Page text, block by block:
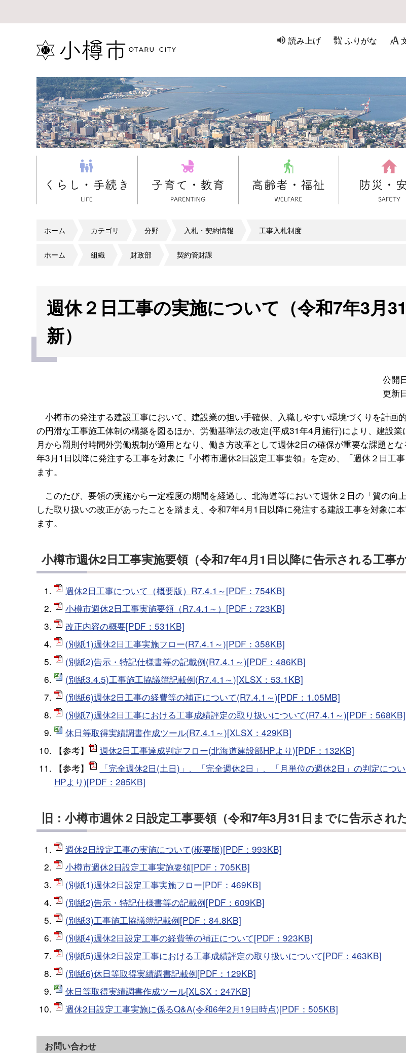
読み上げ ふりがな
ホーム カテゴリ 分野 入札・契約情報 工事入札制度
ホーム 組織 財政部 契約管財課
週休２日工事の実施について（令和7年3月
新）
公開
更新
小樽市の発注する建設工事において、建設業の担い手確保、入職しやすい環境づくりを計画
の円滑な工事施工体制の構築を図るほか、労働基準法の改定(平成31年4月施行)により、建設
月から罰則付時間外労働規制が適用となり、働き方改革として週休2日の確保が重要な課題と
年3月1日以降に発注する工事を対象に『小樽市週休2日設定工事要領』を定め、「週休２日工
ます。
このたび、要領の実施から一定程度の期間を経過し、北海道等において週休２日の「質の向
した取り扱いの改正があったことを踏まえ、令和7年4月1日以降に発注する建設工事を対象に
ます。
小樽市週休2日工事実施要領（令和7年4月1日以降に告示される工事
週休2日工事について（概要版）R7.4.1～[PDF：754KB]
小樽市週休2日工事実施要領（R7.4.1～）[PDF：723KB]
改正内容の概要[PDF：531KB]
(別紙1)週休2日工事実施フロー(R7.4.1～)[PDF：358KB]
(別紙2)告示・特記仕様書等の記載例(R7.4.1～)[PDF：486KB]
(別紙3.4.5)工事施工協議簿記載例(R7.4.1～)[XLSX：53.1KB]
(別紙6)週休2日工事の経費等の補正について(R7.4.1～)[PDF：1.05MB]
(別紙7)週休2日工事における工事成績評定の取り扱いについて(R7.4.1～)[PDF：568KB]
休日等取得実績調書作成ツール(R7.4.1～)[XLSX：429KB]
【参考】
週休2日工事達成判定フロー(北海道建設部HPより)[PDF：132KB]
【参考】
「完全週休2日(土日)」、「完全週休2日」、「月単位の週休2日」の判定につ
HPより)[PDF：285KB]
旧：小樽市週休２日設定工事要領（令和7年3月31日までに告示され
週休2日設定工事の実施について(概要版)[PDF：993KB]
小樽市週休2日設定工事実施要領[PDF：705KB]
(別紙1)週休2日設定工事実施フロー[PDF：469KB]
(別紙2)告示・特記仕様書等の記載例[PDF：609KB]
(別紙3)工事施工協議簿記載例[PDF：84.8KB]
(別紙4)週休2日設定工事の経費等の補正について[PDF：923KB]
(別紙5)週休2日設定工事における工事成績評定の取り扱いについて[PDF：463KB]
(別紙6)休日等取得実績調書記載例[PDF：129KB]
休日等取得実績調書作成ツール[XLSX：247KB]
週休2日設定工事実施に係るQ&A(令和6年2月19日時点)[PDF：505KB]
お問い合わせ